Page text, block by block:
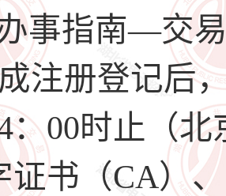
事指南—交
注册登记后
：00时止（
证书（CA）